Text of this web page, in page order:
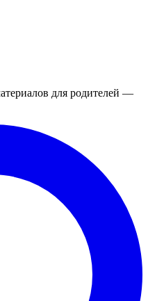
для родителей —